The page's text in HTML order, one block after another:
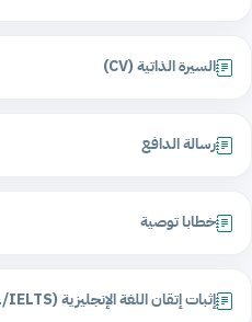
السيرة الذاتية (CV)
رسالة الدافع
خطابا توصية
إثبات إتقان اللغة الإنجليزية (TOEFL/IELTS)